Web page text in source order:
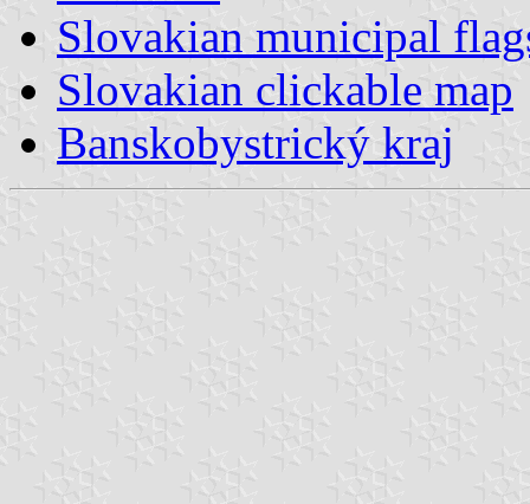
Slovakian municipal
Slovakian clickable map
Banskobystrický kraj